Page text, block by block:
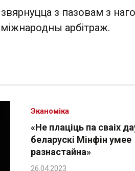
з пазовам з
арбітраж.
«Не плаціць па сваіх
беларускі Мінфін умее
разнастайна»
Эканоміка